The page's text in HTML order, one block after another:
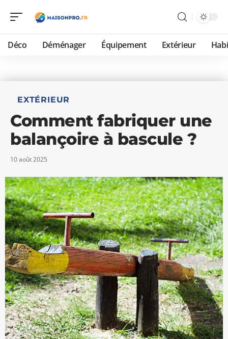
Déco Déménager Équipement Extérieur
EXTÉRIEUR
Comment fabriquer une
balançoire à bascule ?
10 août 2025